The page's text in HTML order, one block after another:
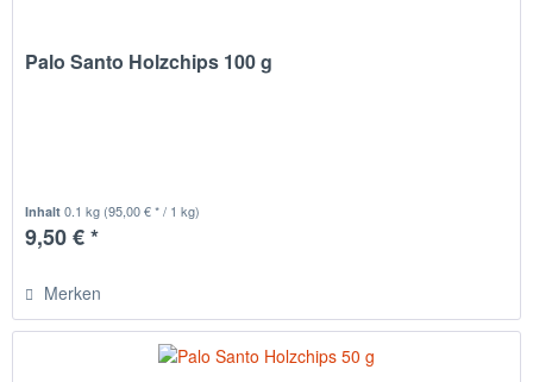
Palo Santo Holzchips 100 g
Inhalt0.1 kg (95,00 € * / 1 kg)
9,50 € *
Merken